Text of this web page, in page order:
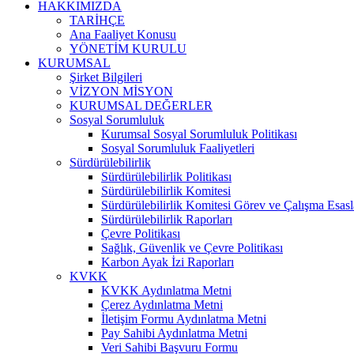
HAKKIMIZDA
TARİHÇE
Ana Faaliyet Konusu
YÖNETİM KURULU
KURUMSAL
Şirket Bilgileri
VİZYON MİSYON
KURUMSAL DEĞERLER
Sosyal Sorumluluk
Kurumsal Sosyal Sorumluluk Politikası
Sosyal Sorumluluk Faaliyetleri
Sürdürülebilirlik
Sürdürülebilirlik Politikası
Sürdürülebilirlik Komitesi
Sürdürülebilirlik Komitesi Görev ve Çalışma
Sürdürülebilirlik Raporları
Çevre Politikası
Sağlık, Güvenlik ve Çevre Politikası
Karbon Ayak İzi Raporları
KVKK
KVKK Aydınlatma Metni
Çerez Aydınlatma Metni
İletişim Formu Aydınlatma Metni
Pay Sahibi Aydınlatma Metni
Veri Sahibi Başvuru Formu